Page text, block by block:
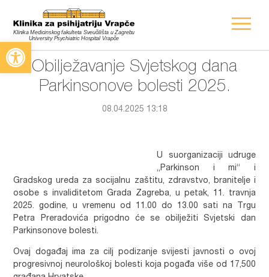
Open toolbar
Obilježavanje Svjetskog dana
Parkinsonove bolesti 2025.
08.04.2025 13:18
U suorganizaciji udruge
„Parkinson i mi“ i
Gradskog ureda za socijalnu zaštitu, zdravstvo, branitelje i
osobe s invaliditetom Grada Zagreba, u petak, 11. travnja
2025. godine, u vremenu od 11.00 do 13.00 sati na Trgu
Petra Preradovića prigodno će se obilježiti Svjetski dan
Parkinsonove bolesti.
Ovaj događaj ima za cilj podizanje svijesti javnosti o ovoj
progresivnoj neurološkoj bolesti koja pogađa više od 17,500